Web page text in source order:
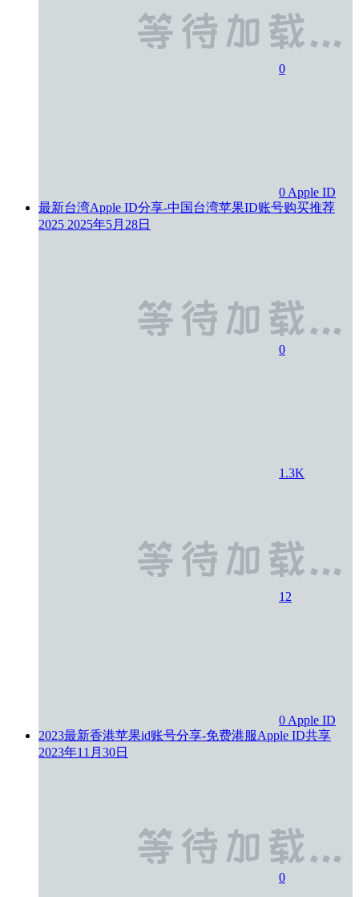
0
0 Apple ID
最新台湾Apple ID分享-中国台湾苹果ID账号购买推荐
2025 2025年5月28日
0
1.3K
12
0 Apple ID
2023最新香港苹果id账号分享-免费港服Apple ID共享
2023年11月30日
0